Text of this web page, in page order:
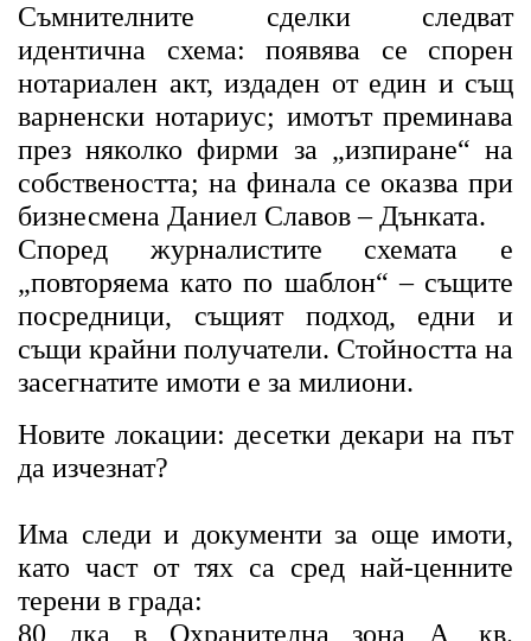
Съмнителните сделки следват
идентична схема: появява се спорен
нотариален акт, издаден от един и същ
варненски нотариус; имотът преминава
през няколко фирми за „изпиране“ на
собствеността; на финала се оказва при
бизнесмена Даниел Славов – Дънката.
Според журналистите схемата е
„повторяема като по шаблон“ – същите
посредници, същият подход, едни и
същи крайни получатели. Стойността на
засегнатите имоти е за милиони.
Новите локации: десетки декари на път
да изчезнат?
Има следи и документи за още имоти,
като част от тях са сред най-ценните
терени в града:
80 дка в Охранителна зона А, кв.